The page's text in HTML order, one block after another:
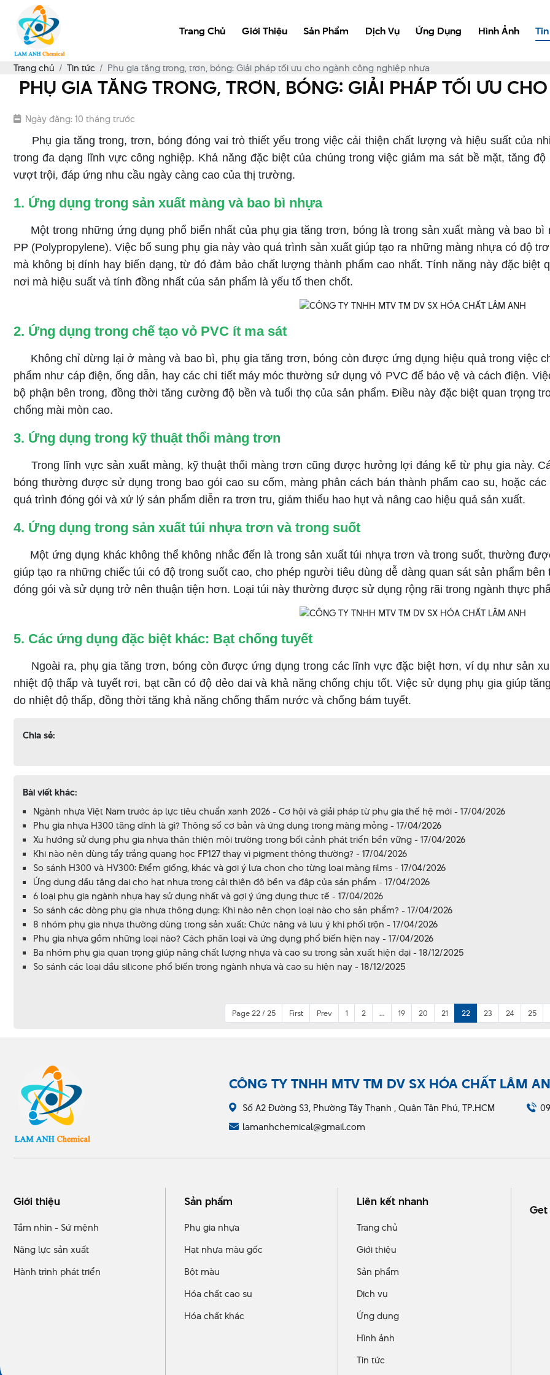
Trang Chủ Giới Thiệu Sản Phẩm Dịch Vụ Ứng Dụng Hình Ảnh
Trang chủ Tin tức Phụ gia tăng trong, trơn, bóng: Giải pháp tối ưu cho ngành công nghiệp nhựa
PHỤ GIA TĂNG TRONG, TRƠN, BÓNG: GIẢI PHÁP TỐI ƯU
Ngày đăng: 10 tháng trước
Phụ gia tăng trong, trơn, bóng đóng vai trò thiết yếu trong việc cải thiện chất lượng và hiệu suất của
trong đa dạng lĩnh vực công nghiệp. Khả năng đặc biệt của chúng trong việc giảm ma sát bề mặt, tăng
vượt trội, đáp ứng nhu cầu ngày càng cao của thị trường.
1. Ứng dụng trong sản xuất màng và bao bì nhựa
Một trong những ứng dụng phổ biến nhất của phụ gia tăng trơn, bóng là trong sản xuất màng và bao bì
PP (Polypropylene). Việc bổ sung phụ gia này vào quá trình sản xuất giúp tạo ra những màng nhựa có độ
mà không bị dính hay biến dạng, từ đó đảm bảo chất lượng thành phẩm cao nhất. Tính năng này đặc biệt
nơi mà hiệu suất và tính đồng nhất của sản phẩm là yếu tố then chốt.
2. Ứng dụng trong chế tạo vỏ PVC ít ma sát
Không chỉ dừng lại ở màng và bao bì, phụ gia tăng trơn, bóng còn được ứng dụng hiệu quả trong việc
phẩm như cáp điện, ống dẫn, hay các chi tiết máy móc thường sử dụng vỏ PVC để bảo vệ và cách điện.
bộ phận bên trong, đồng thời tăng cường độ bền và tuổi thọ của sản phẩm. Điều này đặc biệt quan trọng
chống mài mòn cao.
3. Ứng dụng trong kỹ thuật thổi màng trơn
Trong lĩnh vực sản xuất màng, kỹ thuật thổi màng trơn cũng được hưởng lợi đáng kể từ phụ gia này.
bóng thường được sử dụng trong bao gói cao su cốm, màng phân cách bán thành phẩm cao su, hoặc
quá trình đóng gói và xử lý sản phẩm diễn ra trơn tru, giảm thiểu hao hụt và nâng cao hiệu quả sản xuất.
4. Ứng dụng trong sản xuất túi nhựa trơn và trong suốt
Một ứng dụng khác không thể không nhắc đến là trong sản xuất túi nhựa trơn và trong suốt, thường
giúp tạo ra những chiếc túi có độ trong suốt cao, cho phép người tiêu dùng dễ dàng quan sát sản phẩm
đóng gói và sử dụng trở nên thuận tiện hơn. Loại túi này thường được sử dụng rộng rãi trong ngành thực
5. Các ứng dụng đặc biệt khác: Bạt chống tuyết
​​​​​​​Ngoài ra, phụ gia tăng trơn, bóng còn được ứng dụng trong các lĩnh vực đặc biệt hơn, ví dụ như sản
nhiệt độ thấp và tuyết rơi, bạt cần có độ dẻo dai và khả năng chống chịu tốt. Việc sử dụng phụ gia giúp
do nhiệt độ thấp, đồng thời tăng khả năng chống thấm nước và chống bám tuyết.
Chia sẻ:
Bài viết khác:
Ngành nhựa Việt Nam trước áp lực tiêu chuẩn xanh 2026 - Cơ hội và giải pháp từ phụ gia thế hệ mới - 17/04/2026
Phụ gia nhựa H300 tăng dính là gì? Thông số cơ bản và ứng dụng trong màng mỏng - 17/04/2026
Xu hướng sử dụng phụ gia nhựa thân thiện môi trường trong bối cảnh phát triển bền vững - 17/04/2026
Khi nào nên dùng tẩy trắng quang học FP127 thay vì pigment thông thường? - 17/04/2026
So sánh H300 và HV300: Điểm giống, khác và gợi ý lựa chọn cho từng loại màng films - 17/04/2026
Ứng dụng dầu tăng dai cho hạt nhựa trong cải thiện độ bền va đập của sản phẩm - 17/04/2026
6 loại phụ gia ngành nhựa hay sử dụng nhất và gợi ý ứng dụng thực tế - 17/04/2026
So sánh các dòng phụ gia nhựa thông dụng: Khi nào nên chọn loại nào cho sản phẩm? - 17/04/2026
8 nhóm phụ gia nhựa thường dùng trong sản xuất: Chức năng và lưu ý khi phối trộn - 17/04/2026
Phụ gia nhựa gồm những loại nào? Cách phân loại và ứng dụng phổ biến hiện nay - 17/04/2026
Ba nhóm phụ gia quan trọng giúp nâng chất lượng nhựa và cao su trong sản xuất hiện đại - 18/12/2025
So sánh các loại dầu silicone phổ biến trong ngành nhựa và cao su hiện nay - 18/12/2025
Page 22 / 25 First Prev 1 2 ... 19 20 21 22 23 24 25
CÔNG TY TNHH MTV TM DV SX HÓA CHẤT LÂM
Số A2 Đường S3, Phường Tây Thạnh , Quận Tân Phú, TP.HCM
lamanhchemical@gmail.com
Giới thiệu
Tầm nhìn - Sứ mệnh
Năng lực sản xuất
Hành trình phát triển
Sản phẩm
Phụ gia nhựa
Hạt nhựa màu gốc
Bột màu
Hóa chất cao su
Hóa chất khác
Liên kết nhanh
Trang chủ
Giới thiệu
Sản phẩm
Dịch vụ
Ứng dụng
Hình ảnh
Tin tức